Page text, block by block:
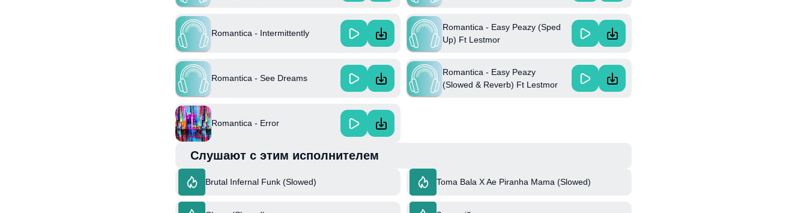
Romantica - Intermittently
Romantica - Easy Peazy (Sped
Up) Ft Lestmor
Romantica - See Dreams
Romantica - Easy Peazy
(Slowed & Reverb) Ft Lestmor
Romantica - Error
Слушают с этим исполнителем
Brutal Infernal Funk (Slowed) Toma Bala X Ae Piranha Mama (Slowed)